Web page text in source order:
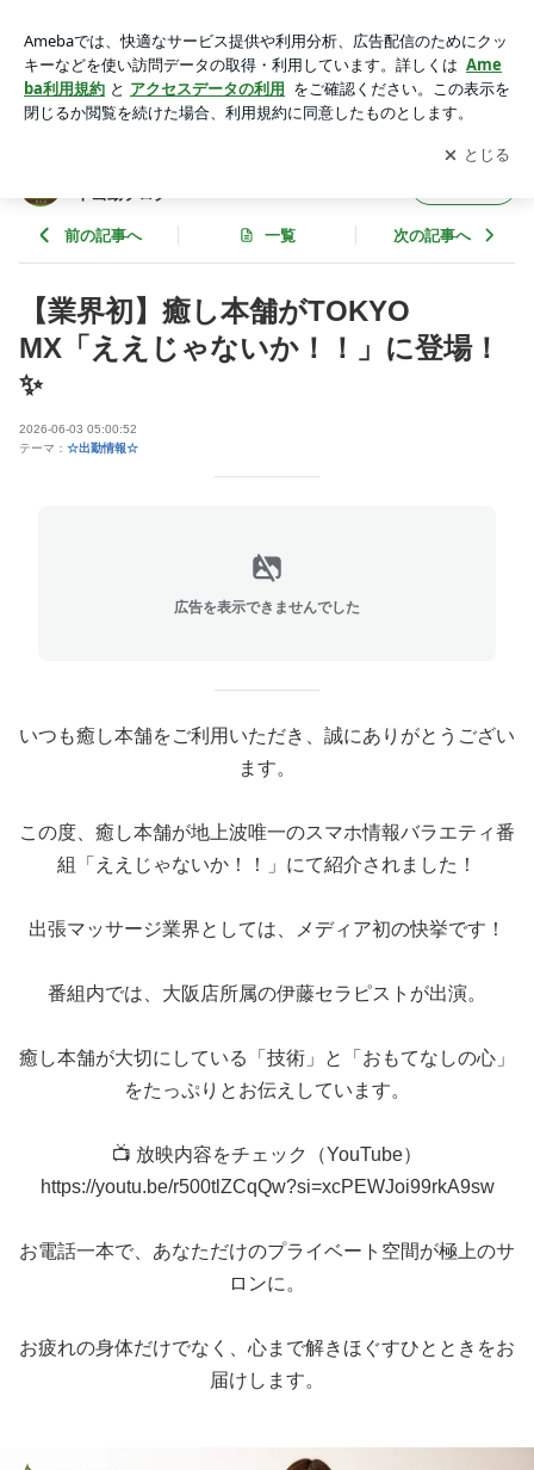
登場！✨ | 【出張マッサージ 癒し本舗 東京店】セラピスト出
勤ブログ
アプリをダウンロードして ブログの更新通知
を受け取りまし
ょう。
開く
ト出勤ブログ
前の記事へ 一覧 次の記事へ
【業界初】癒し本舗がTOKYO
MX「ええじゃないか！！」に登場！
✨
2026-06-03 05:00:52
テーマ： ☆出勤情報☆
広告を表示できませんでした
いつも癒し本舗をご利用いただき、誠にありがとうござい
ます。
この度、癒し本舗が地上波唯一のスマホ情報バラエティ番
組「ええじゃないか！！」にて紹介されました！
出張マッサージ業界としては、メディア初の快挙です！
番組内では、大阪店所属の伊藤セラピストが出演。
癒し本舗が大切にしている「技術」と「おもてなしの心」
をたっぷりとお伝えしています。
📺 放映内容をチェック（YouTube）
https://youtu.be/r500tlZCqQw?si=xcPEWJoi99rkA9sw
お電話一本で、あなただけのプライベート空間が極上のサ
ロンに。
お疲れの身体だけでなく、心まで解きほぐすひとときをお
届けします。